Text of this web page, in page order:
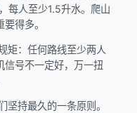
每人至少1.5升水。爬山
得多。
矩：任何路线至少两人
信号不一定好，万一扭
坚持最久的一条原则。